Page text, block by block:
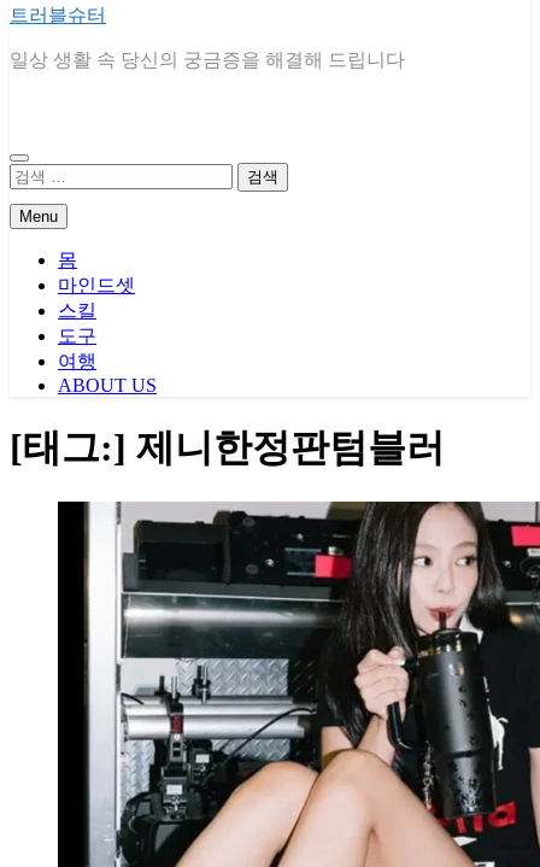
트러블슈터
일상 생활 속 당신의 궁금증을 해결해 드립니다
검
Menu
몸
마인드셋
스킬
도구
여행
ABOUT US
[태그:] 제니한정판텀블러